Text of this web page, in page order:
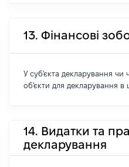
13. Фінансові
У суб'єкта декларування чи
об'єкти для декларування в
14. Видатки та
декларування